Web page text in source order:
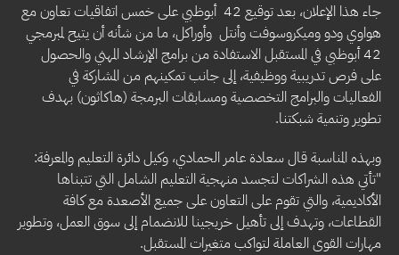
جاء هذا الإعلان، بعد توقيع 42 أبوظبي على خمس اتفاقيات تعاون مع
هواوي ودو وميكروسوفت وأنتل وأوراكل، ما من شأنه أن يتيح لمبرمجي
42 أبوظبي في المستقبل الاستفادة من برامج الإرشاد المهني والحصول
على فرص تدريبية ووظيفية، إلى جانب تمكينهم من المشاركة في
الفعاليات والبرامج التخصصية ومسابقات البرمجة (هاكاثون) بهدف
تطوير وتنمية شبكتنا.
وبهذه المناسبة قال سعادة عامر الحمادي، وكيل دائرة التعليم والمعرفة:
"تأتي هذه الشراكات لتجسد منهجية التعليم الشامل التي تتبناها
الأكاديمية، والتي تقوم على التعاون على جميع الأصعدة مع كافة
القطاعات، وتهدف إلى تأهيل خريجينا للانضمام إلى سوق العمل، وتطوير
مهارات القوى العاملة لتواكب متغيرات المستقبل.